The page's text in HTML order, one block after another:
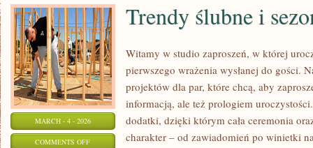
MARCH - 4 - 2026
COMMENTS OFFON
Trendy ślubne i
Witamy w studio zaproszeń, w której
pierwszego wrażenia wysłanej do gości.
projektów dla par, które chcą, aby
informacją, ale też prologiem
dodatki, dzięki którym cała ceremonia
charakter – od zawiadomień po winietki